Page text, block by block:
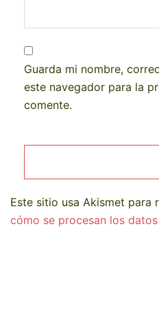
Guarda mi nombre,
este navegador para la
comente.
Este sitio usa Akismet para
cómo se procesan los